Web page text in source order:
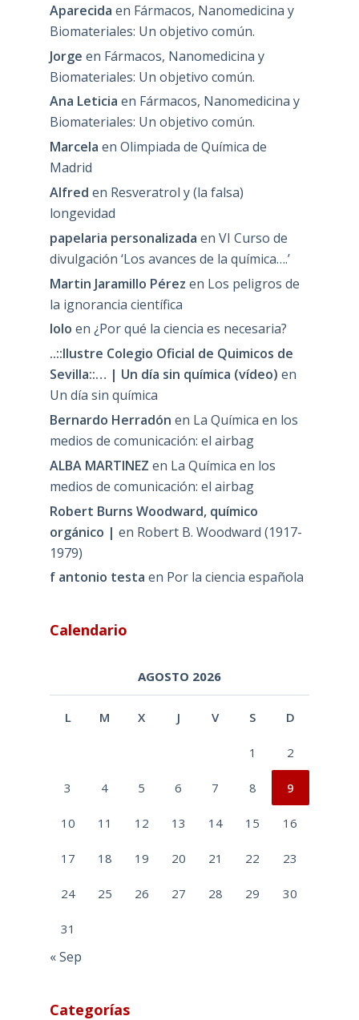
Aparecida en Fármacos, Nanomedicina y
Biomateriales: Un objetivo común.
Jorge en Fármacos, Nanomedicina y
Biomateriales: Un objetivo común.
Ana Leticia en Fármacos, Nanomedicina y
Biomateriales: Un objetivo común.
Marcela en Olimpiada de Química de
Madrid
Alfred en Resveratrol y (la falsa)
longevidad
papelaria personalizada en VI Curso de
divulgación ‘Los avances de la química….’
Martin Jaramillo Pérez en Los peligros de
la ignorancia científica
lolo en ¿Por qué la ciencia es necesaria?
..::Ilustre Colegio Oficial de Quimicos de
Sevilla::… | Un día sin química (vídeo) en
Un día sin química
Bernardo Herradón en La Química en los
medios de comunicación: el airbag
ALBA MARTINEZ en La Química en los
medios de comunicación: el airbag
Robert Burns Woodward, químico
orgánico | en Robert B. Woodward (1917-
1979)
f antonio testa en Por la ciencia española
Calendario
AGOSTO 2026
L M X J V S D
1 2
3 4 5 6 7 8 9
10 11 12 13 14 15 16
17 18 19 20 21 22 23
24 25 26 27 28 29 30
31
« Sep
Categorías